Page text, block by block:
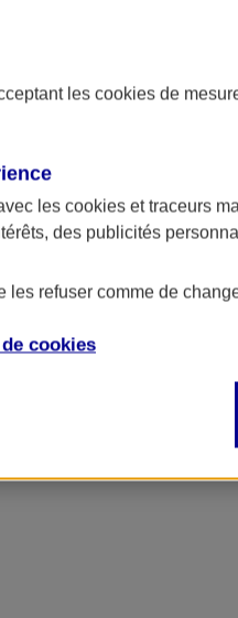
les cookies de
les cookies et traceurs
des publicités
les refuser comme de
cookies